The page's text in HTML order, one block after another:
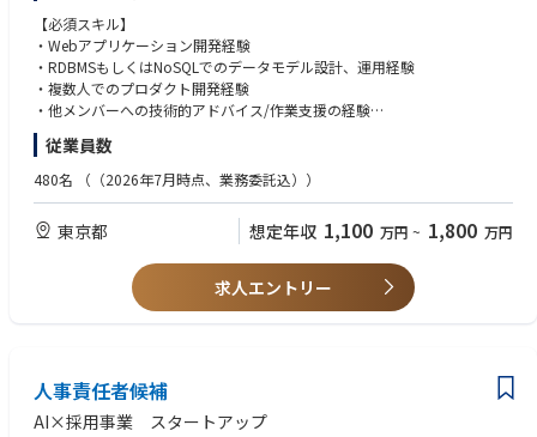
■調査・リスクマネジメント
・内部通報案件やコンプライアンス事案の調査対応
・関係者ヒアリング、調査報告書作成、是正措置の推進
・人事部門と連携した再発防止策や指導対応
・監査・モニタリング活動を活用したリスク低減施策の推進
■コンプライアンス監査・モニタリング
・APAC地域におけるコンプライアンスリスクアセスメントの実施
・年間監査・モニタリング計画の策定および実行
・講演会、販促活動、営業同行、各種記録類のモニタリング
・グローバル本社への定期レポーティング
・モニタリング結果を踏まえた業務改善・プロセス改善の推進
・日本・海外双方のステークホルダーと連携するグローバルな環境
・HCP対応、販促審査、教育研修、内部調査、監査・モニタリングまで幅
広いコンプライアンス業務に関与可能
- プロダクトマネージャーやデザイナーと協働し仕様検討
- 中長期を見据えた技術戦略の立案や実行
- 他メンバーへの技術的アドバイス/作業支援 など
【開発チームについて】
・アジャイル思想に基づく小規模高頻度リリース
・週次ふりかえり開催
・開発言語: PHP, TypeScript
・インフラプラットフォーム: Amazon Web Services
・データベース: PostgreSQL
・チャット: Slack
・タスク管理：Notion
【必須スキル】
・Webアプリケーション開発経験
・RDBMSもしくはNoSQLでのデータモデル設計、運用経験
・複数人でのプロダクト開発経験
・他メンバーへの技術的アドバイス/作業支援の経験
・中長期を見据えた技術戦略の立案、実行の経験
・テックリード等の技術に関する意思決定責任者の経験
・Dockerなどのコンテナ技術を利用したシステム開発
・ISUCON等のパフォーマンス・チューニングの経験
・画像認識や推論モデルなど多岐にわたるAIモデル開発
【求める人物像】
に没頭、オーナーシップをもって取り組むことができるエンジニアの方
・AIやブロックチェーン等最新技術を積極的に学習して顧客オリエンテッ
従業員数
480名 （（2026年7月時点、業務委託込））
東京都 想定年収 1,100 万円 ~ 1,800 万円
求人エントリー
人事責任者候補
AI×採用事業 スタートアップ